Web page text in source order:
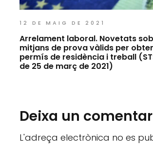
12 DE MAIG DE 2021
Arrelament laboral. Novetats
mitjans de prova vàlids per
permís de residència i treball
de 25 de març de 2021)
Deixa un
L'adreça electrònica no es